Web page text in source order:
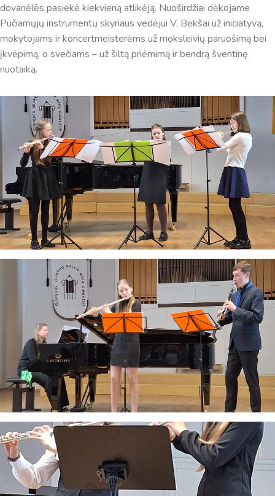
dovanėlės pasiekė kiekvieną atlikėją. Nuoširdžiai dėkojame
Pučiamųjų instrumentų skyriaus vedėjui V. Bėkšai už iniciatyvą,
mokytojams ir koncertmeisterėms už moksleivių paruošimą bei
įkvėpimą, o svečiams – už šiltą priėmimą ir bendrą šventinę
nuotaiką.
Virtualus asistentas E. Balsio gimnazijos DI
Sveiki! Taip, aš esu virtualus. Tačiau dirbtinis intelektas